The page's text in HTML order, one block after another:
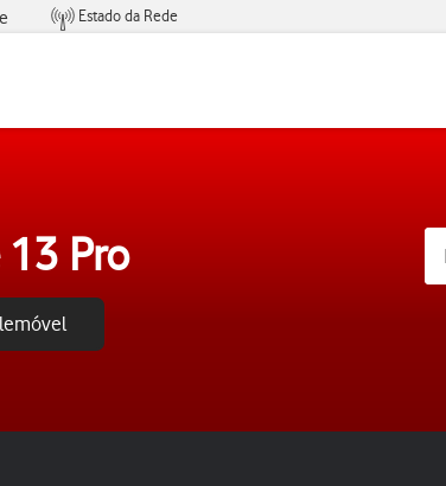
Estado da Rede
Pro